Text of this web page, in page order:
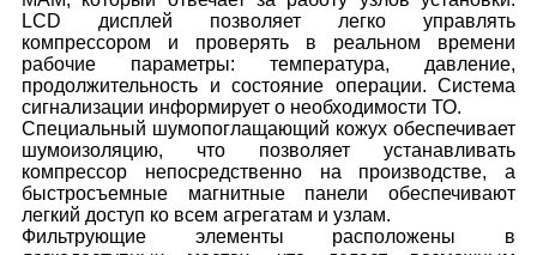
LCD дисплей позволяет легко управлять
компрессором и проверять в реальном времени
рабочие параметры: температура, давление,
продолжительность и состояние операции. Система
сигнализации информирует о необходимости ТО.
Специальный шумопоглащающий кожух обеспечивает
шумоизоляцию, что позволяет устанавливать
компрессор непосредственно на производстве, а
быстросъемные магнитные панели обеспечивают
легкий доступ ко всем агрегатам и узлам.
Фильтрующие элементы расположены в